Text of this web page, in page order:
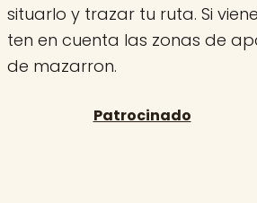
situarlo y trazar tu ruta. Si
ten en cuenta las zonas de
de mazarron.